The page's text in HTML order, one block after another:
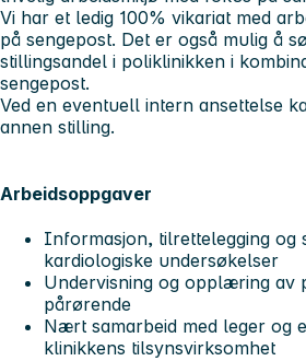
Vi har et ledig 100% vikariat med
på sengepost. Det er også mulig å
stillingsandel i poliklinikken i
sengepost.
Ved en eventuell intern ansettelse
annen stilling.
Arbeidsoppgaver
Informasjon, tilrettelegging og
kardiologiske undersøkelser
Undervisning og opplæring av
pårørende
Nært samarbeid med leger og
klinikkens tilsynsvirksomhet